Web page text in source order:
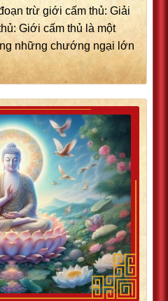
trừ giới cấm thủ: Giải
Giới cấm thủ là một
những chướng ngại lớn